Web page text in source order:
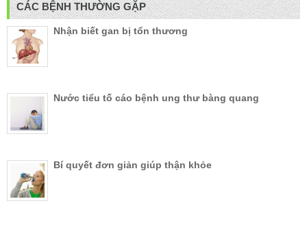
CÁC BỆNH THƯỜNG GẶP
Nhận biết gan bị tổn thương
Nước tiểu tố cáo bệnh ung thư bàng quang
Bí quyết đơn giản giúp thận khỏe